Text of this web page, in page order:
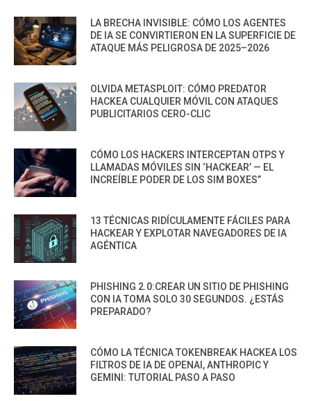
LA BRECHA INVISIBLE: CÓMO LOS AGENTES
DE IA SE CONVIRTIERON EN LA SUPERFICIE DE
ATAQUE MÁS PELIGROSA DE 2025–2026
OLVIDA METASPLOIT: CÓMO PREDATOR
HACKEA CUALQUIER MÓVIL CON ATAQUES
PUBLICITARIOS CERO-CLIC
CÓMO LOS HACKERS INTERCEPTAN OTPS Y
LLAMADAS MÓVILES SIN ‘HACKEAR’ — EL
INCREÍBLE PODER DE LOS SIM BOXES”
13 TÉCNICAS RIDÍCULAMENTE FÁCILES PARA
HACKEAR Y EXPLOTAR NAVEGADORES DE IA
AGÉNTICA
PHISHING 2.0:CREAR UN SITIO DE PHISHING
CON IA TOMA SOLO 30 SEGUNDOS. ¿ESTÁS
PREPARADO?
CÓMO LA TÉCNICA TOKENBREAK HACKEA LOS
FILTROS DE IA DE OPENAI, ANTHROPIC Y
GEMINI: TUTORIAL PASO A PASO